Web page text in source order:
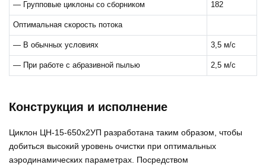
— Групповые циклоны со сборником 182
Оптимальная скорость потока
— В обычных условиях 3,5 м/с
— При работе с абразивной пылью 2,5 м/с
Конструкция и исполнение
Циклон ЦН-15-650х2УП разработана таким образом, чтобы
добиться высокий уровень очистки при оптимальных
аэродинамических параметрах. Посредством